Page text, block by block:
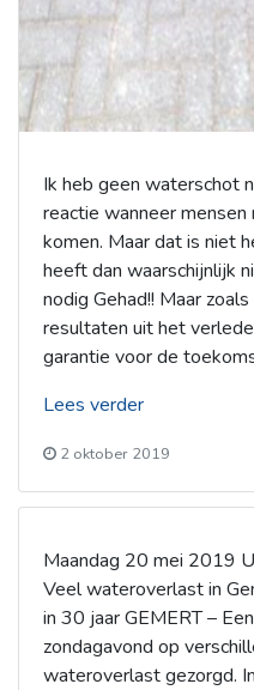
Ik heb geen waterschot
reactie wanneer
komen. Maar dat is niet
heeft dan waarschijnlijk
nodig Gehad!! Maar
resultaten uit het
garantie voor de
Lees verder“Waterschot
DamEasy”
2 oktober 2019
Maandag 20 mei 2019
Veel wateroverlast in
in 30 jaar GEMERT –
zondagavond op
wateroverlast gezorgd.